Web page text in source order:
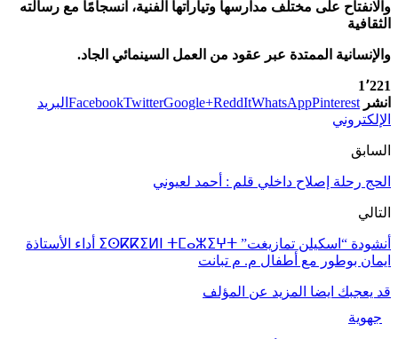
والانفتاح على مختلف مدارسها وتياراتها الفنية، انسجامًا مع رسالته
الثقافية
والإنسانية الممتدة عبر عقود من العمل السينمائي الجاد.
1٬221
انشر
FacebookTwitterGoogle+ReddItWhatsAppPinterest
البريد
الإلكتروني
السابق
الحج رحلة إصلاح داخلي قلم : أحمد لعيوني
التالي
أنشودة “اسكيلن تمازيغت” ⵉⵙⴽⴽⵉⵍⵏ ⵜⵎⴰⵣⵉⵖⵜ أداء الأستاذة
ايمان بوطور مع أطفال م. م تبانت
قد يعجبك ايضا المزيد عن المؤلف
جهوية